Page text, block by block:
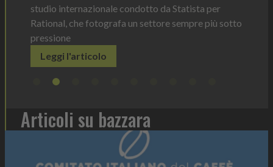
da Statista per
settore sempre più sotto
Articoli su bazzara